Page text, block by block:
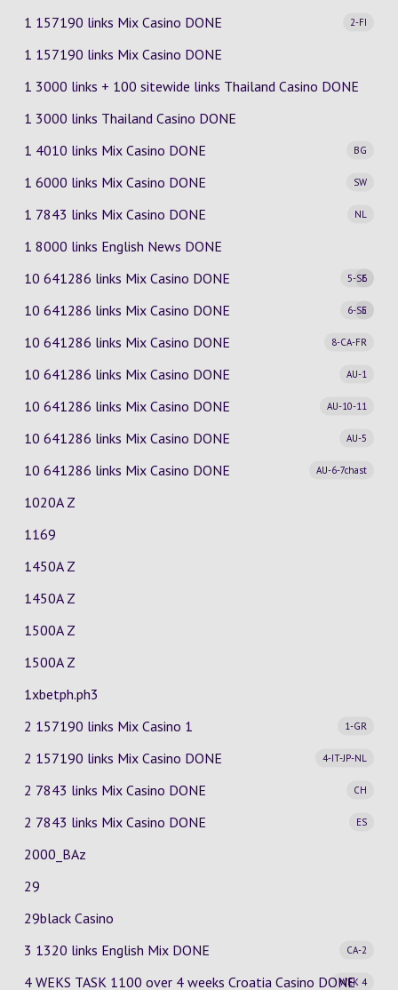
1 157190 links Mix Casino
2-FI
DONE
1 157190 links Mix Casino DONE
1 3000 links + 100 sitewide links Thailand Casino DONE
1 3000 links Thailand Casino DONE
1 4010 links Mix Casino
BG
DONE
1 6000 links Mix Casino
SW
DONE
1 7843 links Mix Casino
NL
DONE
1 8000 links English News DONE
10 641286 links Mix Casino
5-SE
6
DONE
10 641286 links Mix Casino
6-SE
5
DONE
10 641286 links Mix Casino
8-CA-FR
DONE
10 641286 links Mix Casino
AU-1
DONE
10 641286 links Mix Casino
AU-10-11
DONE
10 641286 links Mix Casino
AU-5
DONE
10 641286 links Mix Casino
AU-6-7chast
DONE
1020A Z
1169
1450A Z
1450A Z
1500A Z
1500A Z
1xbetph.ph3
2 157190 links Mix Casino
1-GR
1
2 157190 links Mix Casino
4-IT-JP-NL
DONE
2 7843 links Mix Casino
CH
DONE
2 7843 links Mix Casino
ES
DONE
2000_BAz
29
29black Casino
3 1320 links English Mix
CA-2
DONE
4 WEKS TASK 1100 over 4 weeks Croatia Casino
WEK 4
DONE